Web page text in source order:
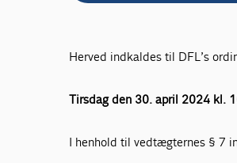
Herved indkaldes til DFL’s
Tirsdag den 30. april 2024 kl.
I henhold til vedtægternes § 7